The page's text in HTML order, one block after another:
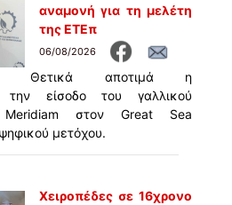
αναμονή για τη μελέτη
της ΕΤΕπ
06/08/2026
Θετικά αποτιμά η
την είσοδο του γαλλικού
Meridiam στον Great Sea
μετόχου.
Χειροπέδες σε 16χρονο